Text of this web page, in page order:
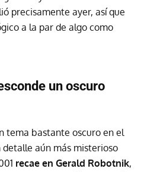
precisamente ayer, así que
a la par de algo como
un oscuro
tema bastante oscuro en el
aún más misterioso
recae en Gerald Robotnik,